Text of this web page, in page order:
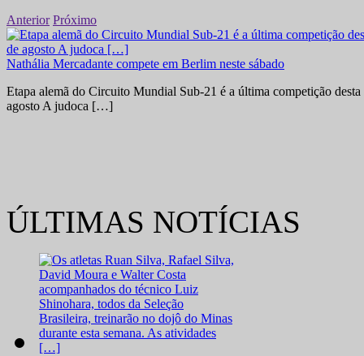
Anterior Próximo
Nathália Mercadante compete em Berlim neste sábado
Etapa alemã do Circuito Mundial Sub-21 é a última competição
agosto A judoca […]
ÚLTIMAS NOTÍCIAS